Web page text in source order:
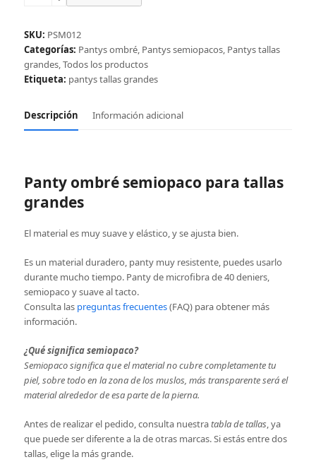
tallas
grandes
cantidad
SKU: PSM012
Categorías: Pantys ombré, Pantys semiopacos, Pantys tallas
grandes,Todos los productos
Etiqueta: pantys tallas grandes
Descripción Información adicional
Panty ombré semiopaco para tallas
grandes
El material es muy suave y elástico, y se ajusta bien.
Es un material duradero, panty muy resistente, puedes usarlo
durante mucho tiempo. Panty de microfibra de 40 deniers,
semiopaco y suave al tacto.
Consulta las preguntas frecuentes(FAQ) para obtener más
información.
¿Qué significa semiopaco?
Semiopaco significa que el material no cubre completamente tu
piel, sobre todo en la zona de los muslos, más transparente será el
material alrededor de esa parte de la pierna.
Antes de realizar el pedido, consulta nuestratabla de tallas, ya
que puede ser diferente a la de otras marcas. Si estás entre dos
tallas, elige la más grande.